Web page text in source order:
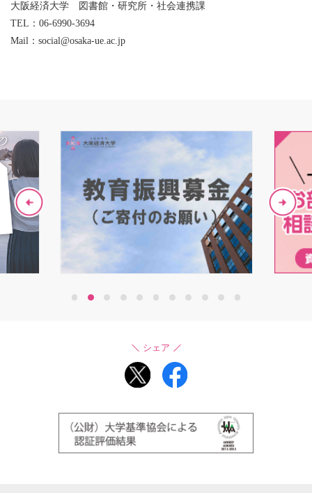
大阪経済大学 図書館・研究所・社会連携課
TEL：06-6990-3694
Mail：social@osaka-ue.ac.jp
2 4 5 7 9
シェア